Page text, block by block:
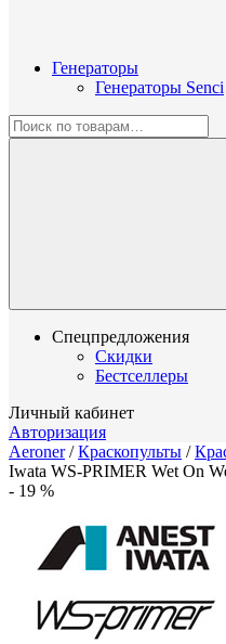
Генераторы
Генераторы Senci
Спецпредложения
Скидки
Бестселлеры
Личный кабинет
Авторизация
Aeroner/Краскопульты /
Iwata WS-PRIMER Wet On
- 19 %